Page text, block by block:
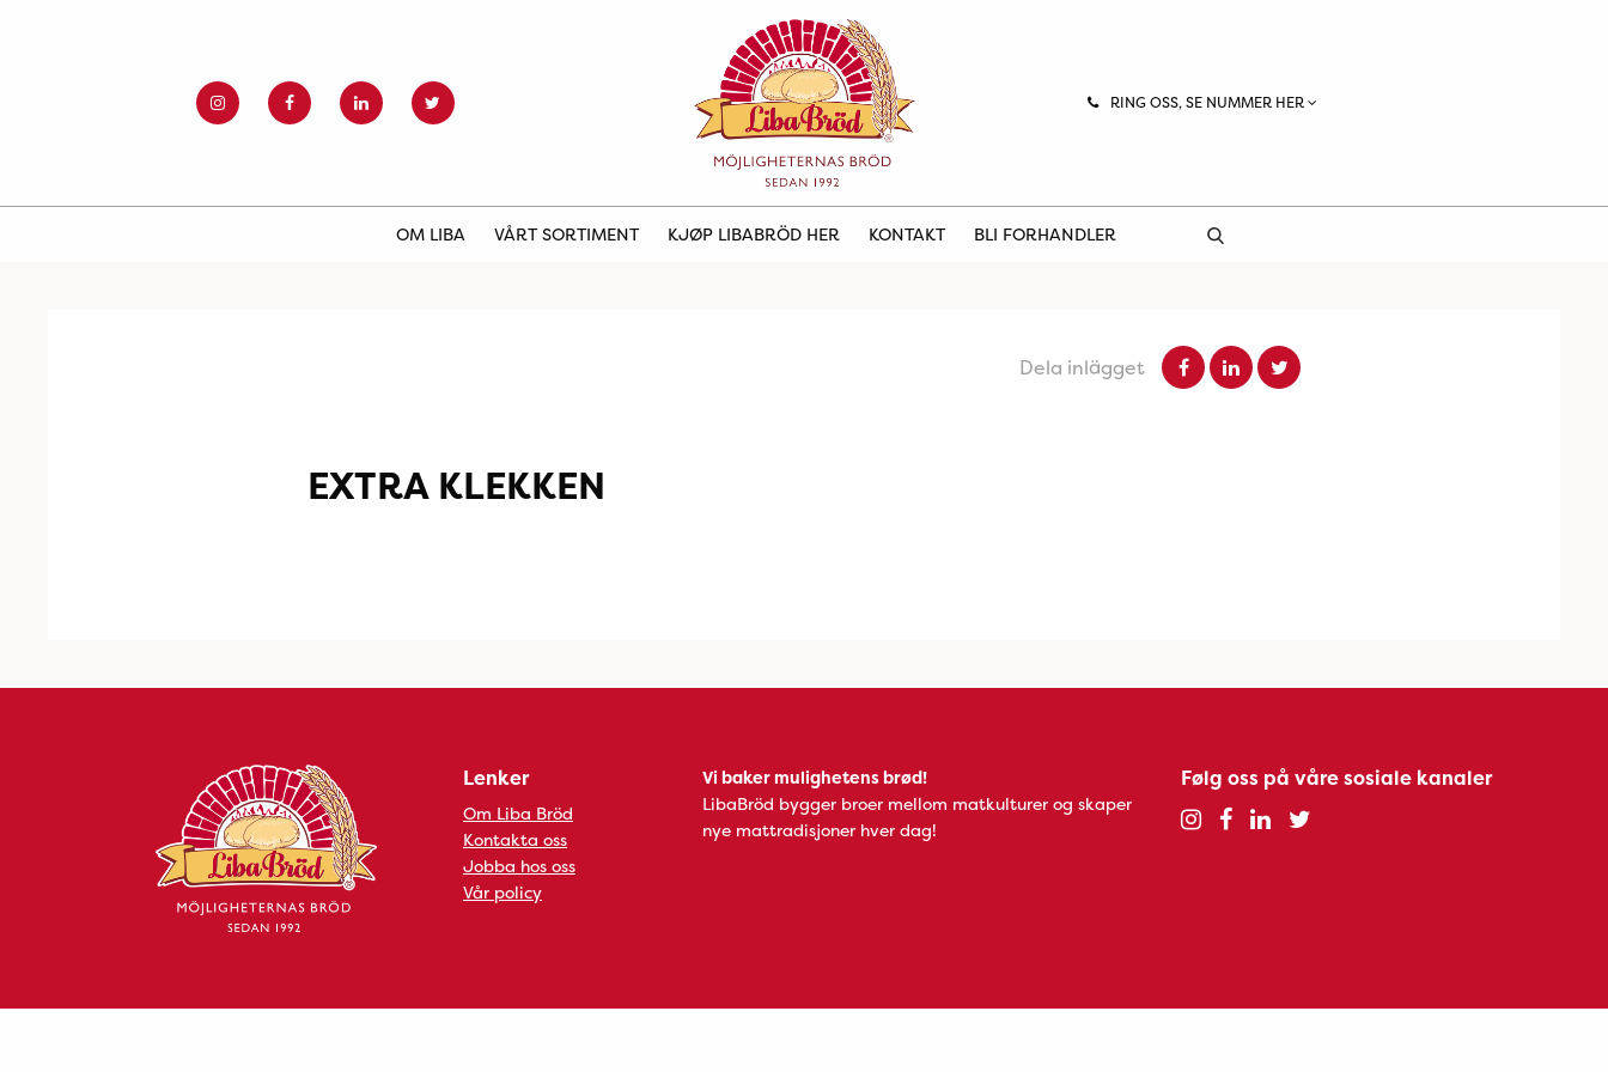
RING OSS, SE NUMMER HER
OM LIBA VÅRT SORTIMENT KJØP LIBABRÖD HER KONTAKT BLI FORHANDLER
Dela inlägget
EXTRA KLEKKEN
Lenker
Om Liba Bröd
Kontakta oss
Jobba hos oss
Vår policy
Vi baker mulighetens brød!
LibaBröd bygger broer mellom matkulturer og skaper
nye mattradisjoner hver dag!
Følg oss på våre sosiale kanaler